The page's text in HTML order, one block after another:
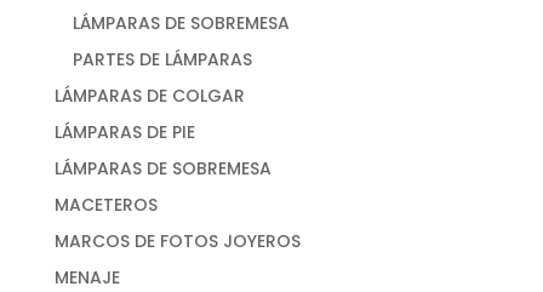
LÁMPARAS DE SOBREMESA
PARTES DE LÁMPARAS
LÁMPARAS DE COLGAR
LÁMPARAS DE PIE
LÁMPARAS DE SOBREMESA
MACETEROS
MARCOS DE FOTOS JOYEROS
MENAJE